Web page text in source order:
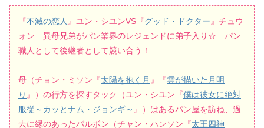
『不滅の恋人 』ユン・シユンVS『グッド・ドクター 』チュウ
ォン 異母兄弟がパン業界のレジェンドに弟子入り☆ パン
職人として後継者として競い合う！
母（チョン・ミソン『太陽を抱く月 』『雲が描いた月明
り 』）の行方を探すタック（ユン・シユン『僕は彼女に絶対
服従～カッとナム・ジョンギ～ 』）はあるパン屋を訪ね、過
去に縁のあったパルボン（チャン・ハンソン『太王四神